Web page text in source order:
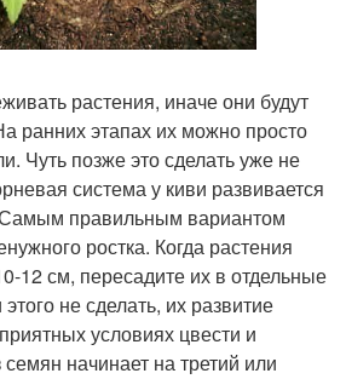
растения, иначе они будут
ранних этапах их можно просто
Чуть позже это сделать уже не
система у киви развивается
правильным вариантом
ростка. Когда растения
12 см, пересадите их в отдельные
не сделать, их развитие
условиях цвести и
начинает на третий или